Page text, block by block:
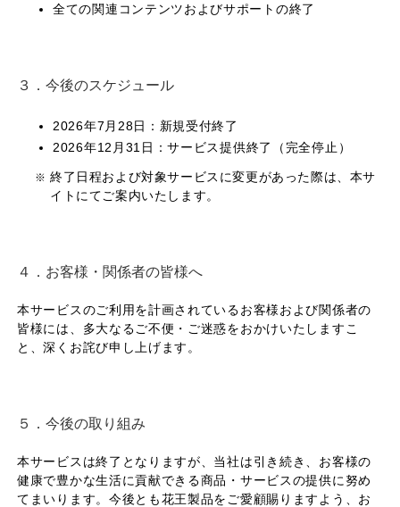
全ての関連コンテンツおよびサポートの終了
３．今後のスケジュール
2026年7月28日：新規受付終了
2026年12月31日：サービス提供終了（完全停止）
※ 終了日程および対象サービスに変更があった際は、本サ
イトにてご案内いたします。
４．お客様・関係者の皆様へ
本サービスのご利用を計画されているお客様および関係者の
皆様には、多大なるご不便・ご迷惑をおかけいたしますこ
と、深くお詫び申し上げます。
５．今後の取り組み
本サービスは終了となりますが、当社は引き続き、お客様の
健康で豊かな生活に貢献できる商品・サービスの提供に努め
てまいります。今後とも花王製品をご愛顧賜りますよう、お